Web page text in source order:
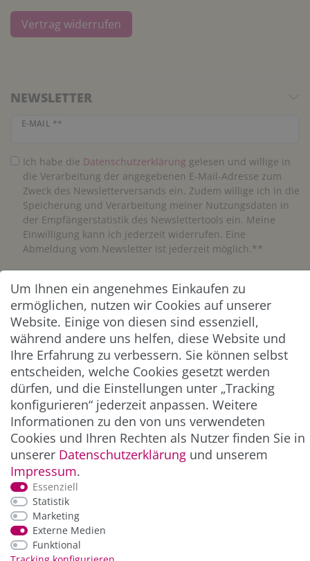
Vertrag widerrufen
NEWSLETTER
E-MAIL **
Newsletter Honig
Ich habe die Daten­schutz­erklärung gelesen und willige in
die Verarbeitung der angegebenen E-Mail-Adresse zum
Zweck des Newsletterversands ein. Zudem willige ich in die
Speicherung und Verarbeitung meiner Nutzungsdaten in
der Empfängerstatistik des Newslettertools ein. Meine
Einwilligung kann ich jederzeit widerrufen. Eine
Abmeldung vom Newsletter ist jederzeit möglich.**
Abonnieren
** Hierbei handelt es sich um ein Pflichtfeld.
ZAHLUNG & VERSAND
*Alle Preise inkl. der gesetzl. MwSt. zzgl.
und Versandkosten
Um Ihnen ein angenehmes Einkaufen zu
ermöglichen, nutzen wir Cookies auf unserer
Website. Einige von diesen sind essenziell,
während andere uns helfen, diese Website und
Ihre Erfahrung zu verbessern. Sie können selbst
entscheiden, welche Cookies gesetzt werden
dürfen, und die Einstellungen unter „Tracking
konfigurieren“ jederzeit anpassen. Weitere
Informationen zu den von uns verwendeten
Cookies und Ihren Rechten als Nutzer finden Sie in
unserer Daten­schutz­erklärung und unserem
Impressum.
Essenziell
Statistik
Marketing
Externe Medien
Funktional